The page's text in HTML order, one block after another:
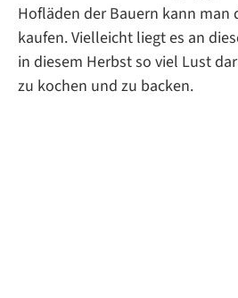
Hofläden der Bauern kann man
kaufen. Vielleicht liegt es an
in diesem Herbst so viel Lust
zu kochen und zu backen.